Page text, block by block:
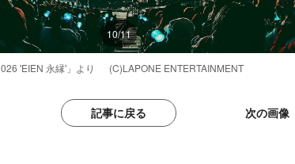
10/11
'EIEN 永縁'」より (C)LAPONE ENTERTAINMENT
記事に戻る 次の画像